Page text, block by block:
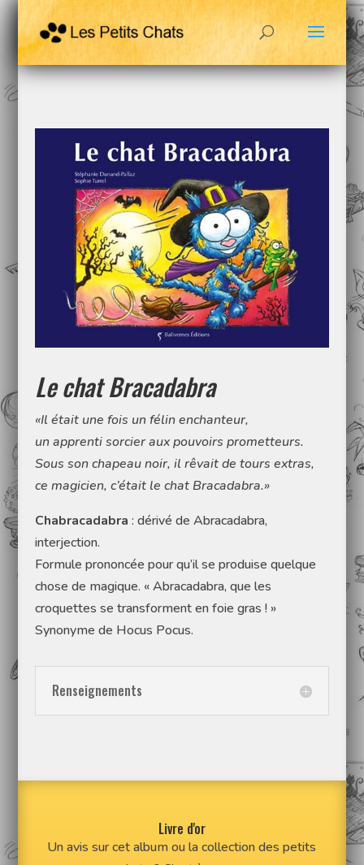
Le chat Bracadabra
«Il était une fois un félin enchanteur,
un apprenti sorcier aux pouvoirs prometteurs.
Sous son chapeau noir, il rêvait de tours extras,
ce magicien, c’était le chat Bracadabra.»
Chabracadabra : dérivé de Abracadabra,
interjection.
Formule prononcée pour qu’il se produise quelque
chose de magique. « Abracadabra, que les
croquettes se transforment en foie gras ! »
Synonyme de Hocus Pocus.
Renseignements
Livre d'or
Un avis sur cet album ou la collection des petits